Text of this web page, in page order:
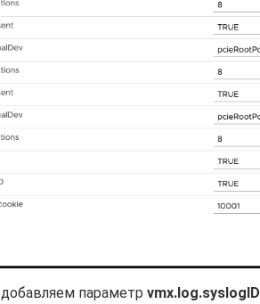
параметр vmx.log.syslogID